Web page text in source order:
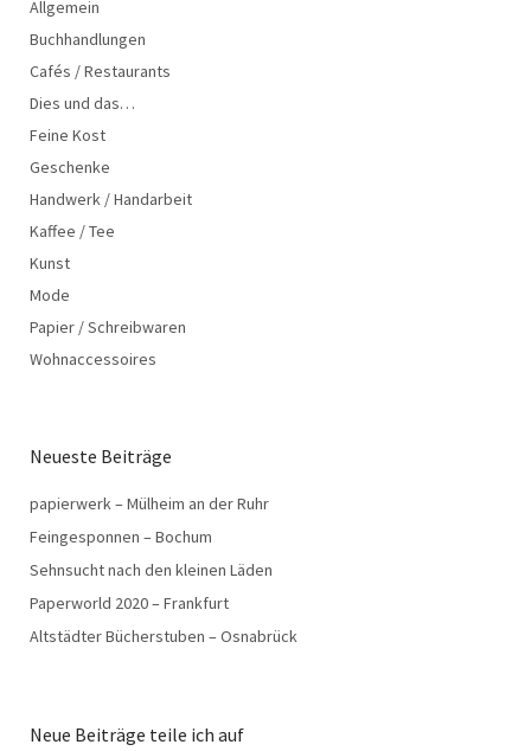
Allgemein
Buchhandlungen
Cafés / Restaurants
Dies und das…
Feine Kost
Geschenke
Handwerk / Handarbeit
Kaffee / Tee
Kunst
Mode
Papier / Schreibwaren
Wohnaccessoires
Neueste Beiträge
papierwerk – Mülheim an der Ruhr
Feingesponnen – Bochum
Sehnsucht nach den kleinen Läden
Paperworld 2020 – Frankfurt
Altstädter Bücherstuben – Osnabrück
Neue Beiträge teile ich auf